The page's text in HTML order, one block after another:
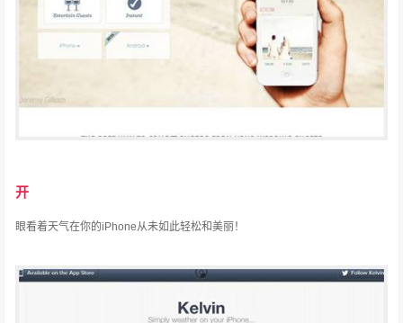
开
眼看着天气在你的iPhone从未如此轻松和美丽！